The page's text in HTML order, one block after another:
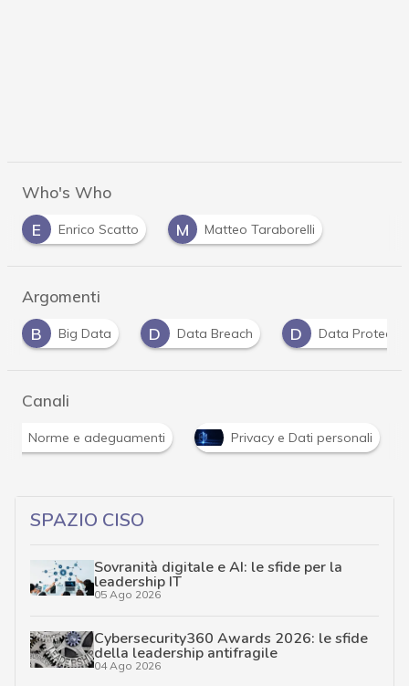
Who's Who
E
Enrico Scatto M Matteo Taraborelli
Argomenti
D
Data Breach D Data Protection D dati
Canali
Norme e adeguamenti Privacy e Dati personali
SPAZIO CISO
Sovranità digitale e AI: le sfide per la
leadership IT
05 Ago 2026
Cybersecurity360 Awards 2026: le sfide
della leadership antifragile
04 Ago 2026